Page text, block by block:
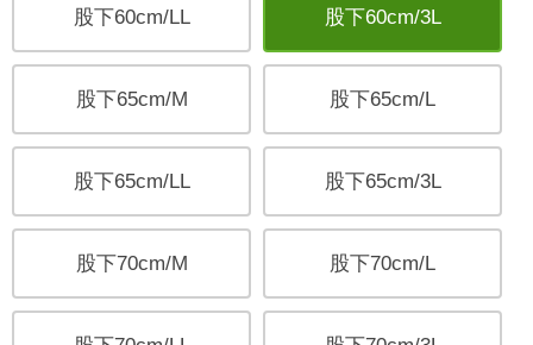
股下60cm/LL 股下60cm/3L
股下65cm/M 股下65cm/L
股下65cm/LL 股下65cm/3L
股下70cm/M 股下70cm/L